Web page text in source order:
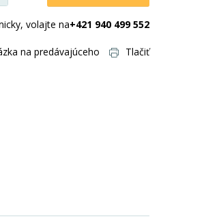
volajte na+421 940 499 552
na predávajúceho Tlačiť